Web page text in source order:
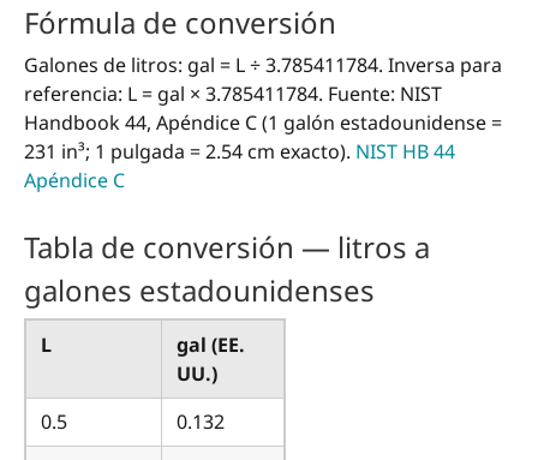
Fórmula de conversión
Galones de litros: gal = L ÷ 3.785411784. Inversa para
referencia: L = gal × 3.785411784. Fuente: NIST
Handbook 44, Apéndice C (1 galón estadounidense =
231 in³; 1 pulgada = 2.54 cm exacto). NIST HB 44
Apéndice C
Tabla de conversión — litros a
galones estadounidenses
L
gal (EE.
UU.)
0.5
0.132